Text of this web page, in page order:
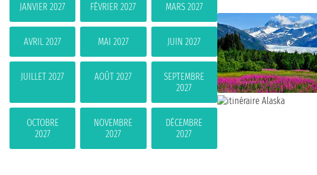
JANVIER 2027 FÉVRIER 2027 MARS 2027
AVRIL 2027 MAI 2027 JUIN 2027
JUILLET 2027 AOÛT 2027
SEPTEMBRE
2027
OCTOBRE
2027
NOVEMBRE
2027
DÉCEMBRE
2027